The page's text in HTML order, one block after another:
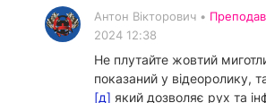
Антон Вікторович •
2024 12:38
Не плутайте жовтий
показаний у відеоролику,
[д] який дозволяє рух та